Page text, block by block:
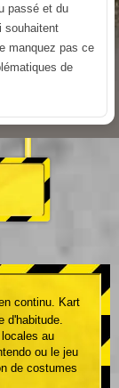
passé et du
souhaitent
manquez pas ce
de
continu. Kart
d'habitude.
au
ou le jeu
de costumes